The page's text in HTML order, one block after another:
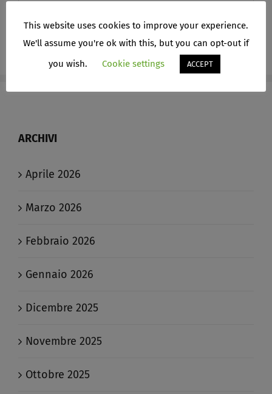
ARCHIVI
Aprile 2026
Marzo 2026
Febbraio 2026
Gennaio 2026
Dicembre 2025
Novembre 2025
Ottobre 2025
This website uses cookies to improve your experience.
We'll assume you're ok with this, but you can opt-out if
you wish.
Cookie settings ACCEPT